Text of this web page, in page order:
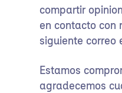
compartir
en contacto con
siguiente correo
Estamos
agradecemos